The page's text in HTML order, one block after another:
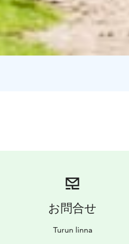
お問合せ
Turun linna